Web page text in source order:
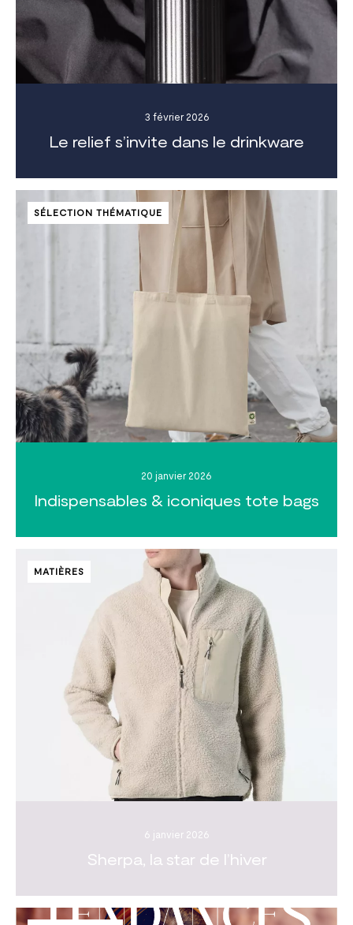
3 février 2026
Le relief s’invite dans le drinkware
SÉLECTION THÉMATIQUE
20 janvier 2026
Indispensables & iconiques tote bags
MATIÈRES
6 janvier 2026
Sherpa, la star de l’hiver